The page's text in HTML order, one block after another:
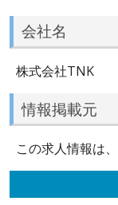
会社名
株式会社TNK
情報掲載元
この求人情報は、